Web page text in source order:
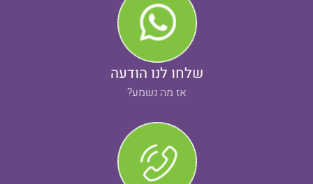
שלחו לנו הודעה
אז מה נשמע?